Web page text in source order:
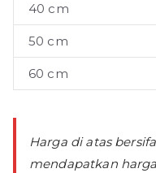
40 cm
50 cm
60 cm
Harga di atas
mendapatkan